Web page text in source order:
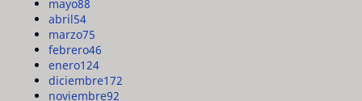
mayo88
abril54
marzo75
febrero46
enero124
diciembre172
noviembre92